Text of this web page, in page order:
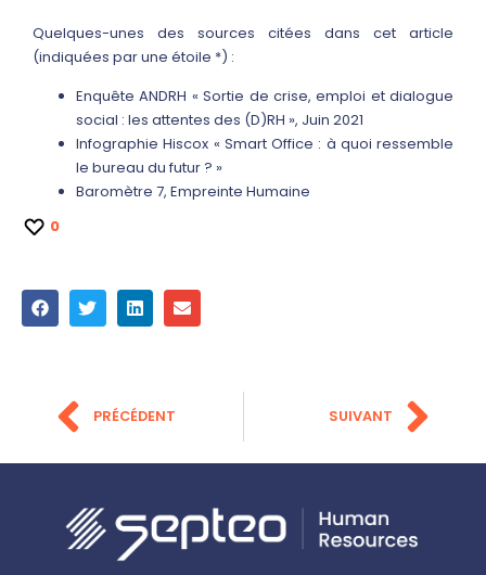
Quelques-unes des sources citées dans cet article
(indiquées par une étoile *) :
Enquête ANDRH « Sortie de crise, emploi et dialogue
social : les attentes des (D)RH », Juin 2021
Infographie Hiscox « Smart Office : à quoi ressemble
le bureau du futur ? »
Baromètre 7, Empreinte Humaine
0
PRÉCÉDENT SUIVANT